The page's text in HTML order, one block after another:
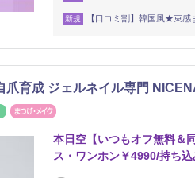
新規 【口コミ割】韓国風★束
爪育成 ジェルネイル専門
リラク
本日空【いつもオフ無料＆
ス・ワンホン￥4990/持ち